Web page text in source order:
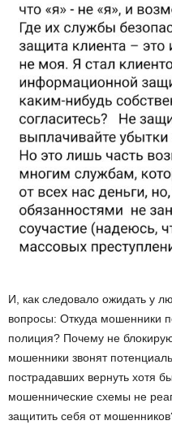
И, как следовало ожидать у
вопросы: Откуда мошенники
полиция? Почему не
мошенники звонят
пострадавших вернуть хотя
мошеннические схемы не
защитить себя от